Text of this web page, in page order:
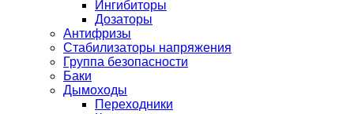
Ингибиторы
Дозаторы
Антифризы
Стабилизаторы напряжения
Группа безопасности
Баки
Дымоходы
Переходники